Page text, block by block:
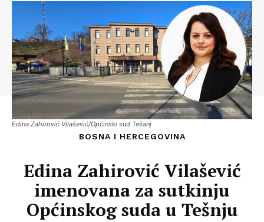
Edina Zahirović Vilašević/Općinski sud Tešanj
BOSNA I HERCEGOVINA
Edina Zahirović Vilašević
imenovana za sutkinju
Općinskog suda u Tešnju